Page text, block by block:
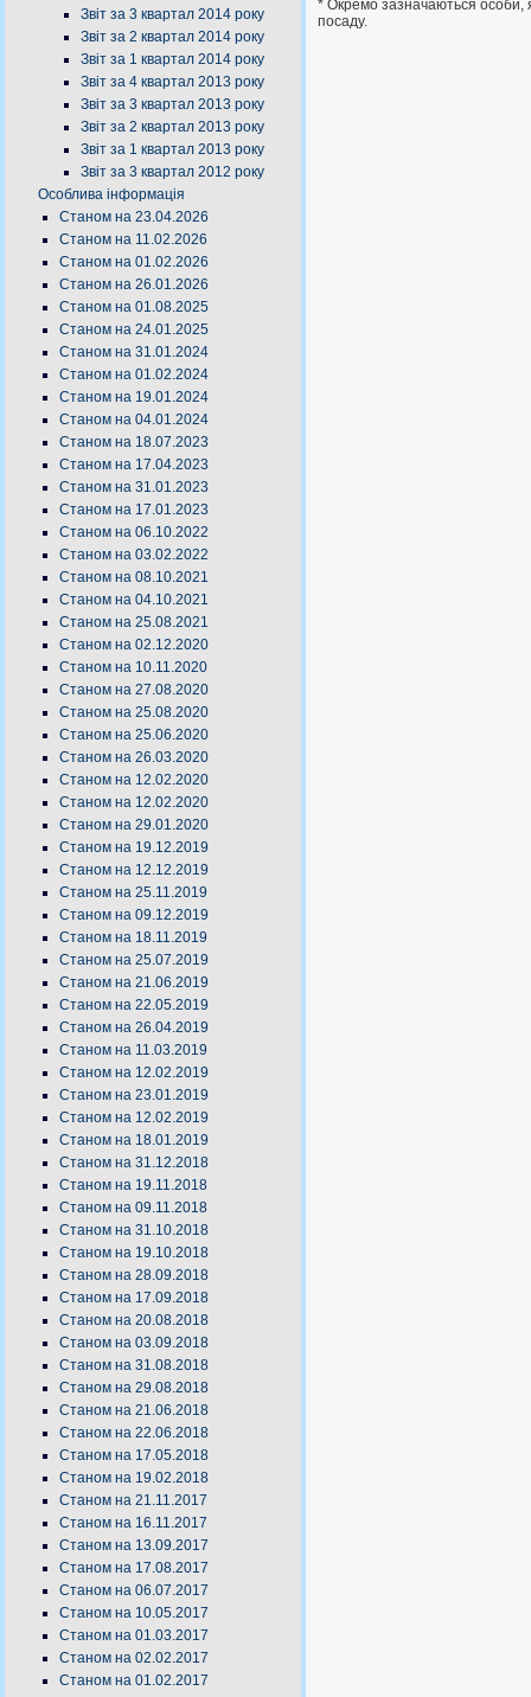
Звіт за 3 квартал 2014 року
Звіт за 2 квартал 2014 року
Звіт за 1 квартал 2014 року
Звіт за 4 квартал 2013 року
Звіт за 3 квартал 2013 року
Звіт за 2 квартал 2013 року
Звіт за 1 квартал 2013 року
Звіт за 3 квартал 2012 року
Особлива інформація
Станом на 23.04.2026
Станом на 11.02.2026
Станом на 01.02.2026
Станом на 26.01.2026
Станом на 01.08.2025
Станом на 24.01.2025
Станом на 31.01.2024
Станом на 01.02.2024
Станом на 19.01.2024
Станом на 04.01.2024
Станом на 18.07.2023
Станом на 17.04.2023
Станом на 31.01.2023
Станом на 17.01.2023
Станом на 06.10.2022
Станом на 03.02.2022
Станом на 08.10.2021
Станом на 04.10.2021
Станом на 25.08.2021
Станом на 02.12.2020
Станом на 10.11.2020
Станом на 27.08.2020
Станом на 25.08.2020
Станом на 25.06.2020
Станом на 26.03.2020
Станом на 12.02.2020
Станом на 12.02.2020
Станом на 29.01.2020
Станом на 19.12.2019
Станом на 12.12.2019
Станом на 25.11.2019
Станом на 09.12.2019
Станом на 18.11.2019
Станом на 25.07.2019
Станом на 21.06.2019
Станом на 22.05.2019
Станом на 26.04.2019
Станом на 11.03.2019
Станом на 12.02.2019
Станом на 23.01.2019
Станом на 12.02.2019
Станом на 18.01.2019
Станом на 31.12.2018
Станом на 19.11.2018
Станом на 09.11.2018
Станом на 31.10.2018
Станом на 19.10.2018
Станом на 28.09.2018
Станом на 17.09.2018
Станом на 20.08.2018
Станом на 03.09.2018
Станом на 31.08.2018
Станом на 29.08.2018
Станом на 21.06.2018
Станом на 22.06.2018
Станом на 17.05.2018
Станом на 19.02.2018
Станом на 21.11.2017
Станом на 16.11.2017
Станом на 13.09.2017
Станом на 17.08.2017
Станом на 06.07.2017
Станом на 10.05.2017
Станом на 01.03.2017
Станом на 02.02.2017
Станом на 01.02.2017
* Окремо зазначаються особи,
посаду.